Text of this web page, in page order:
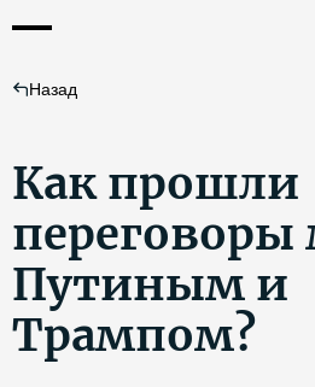
Назад
Как прошли
Путиным и
Трампом?